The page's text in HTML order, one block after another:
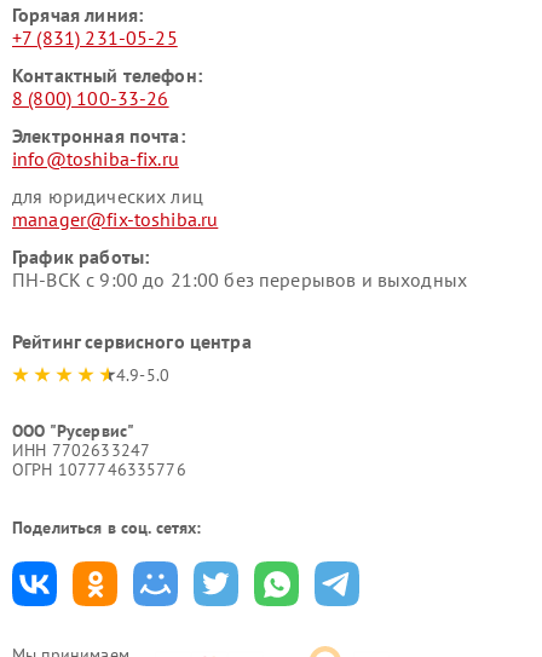
Горячая линия:
+7 (831) 231-05-25
Контактный телефон:
8 (800) 100-33-26
Электронная почта:
info@toshiba-fix.ru
для юридических лиц
manager@fix-toshiba.ru
График работы:
ПН-ВСК с 9:00 до 21:00 без перерывов и выходных
Рейтинг сервисного центра
4.9-5.0
ООО "Русервис"
ИНН 7702633247
ОГРН 1077746335776
Поделиться в соц. сетях: